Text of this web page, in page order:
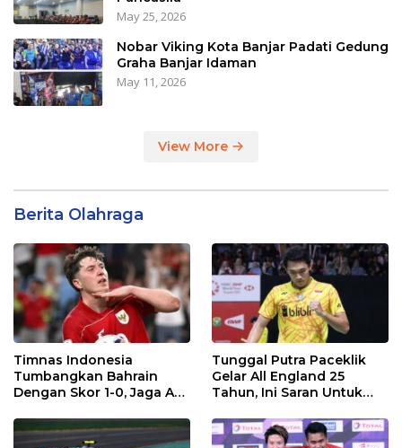
May 25, 2026
Nobar Viking Kota Banjar Padati Gedung
Graha Banjar Idaman
May 11, 2026
View More
Berita Olahraga
Timnas Indonesia
Tumbangkan Bahrain
Dengan Skor 1-0, Jaga Asa
Tunggal Putra Paceklik
Gelar All England 25
Tahun, Ini Saran Untuk